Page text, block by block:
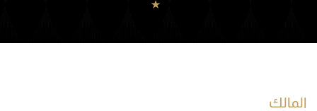
المالك